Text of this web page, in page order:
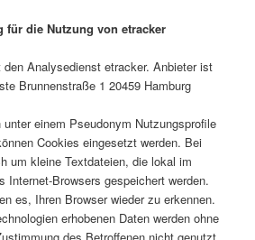
für die Nutzung von etracker
Analysedienst etracker. Anbieter ist
Brunnenstraße 1 20459 Hamburg
einem Pseudonym Nutzungsprofile
Cookies eingesetzt werden. Bei
um kleine Textdateien, die lokal im
Internet-Browsers gespeichert werden.
es, Ihren Browser wieder zu erkennen.
erhobenen Daten werden ohne